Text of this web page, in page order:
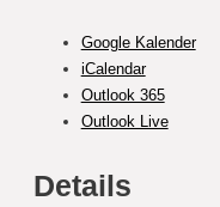
Google Kalender
iCalendar
Outlook 365
Outlook Live
Details